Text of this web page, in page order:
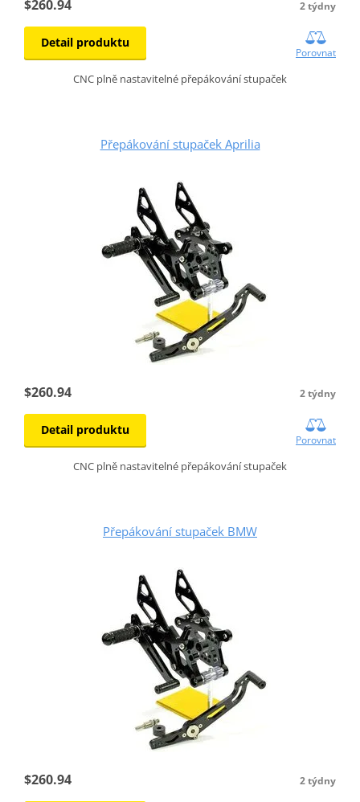
$260.94 2 týdny
Detail produktu
Porovnat
CNC plně nastavitelné přepákování stupaček
Přepákování stupaček Aprilia
$260.94 2 týdny
Detail produktu
Porovnat
CNC plně nastavitelné přepákování stupaček
Přepákování stupaček BMW
$260.94 2 týdny